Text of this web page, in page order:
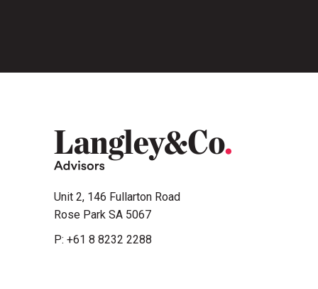
Unit 2, 146 Fullarton Road
Rose Park SA 5067
P: +61 8 8232 2288